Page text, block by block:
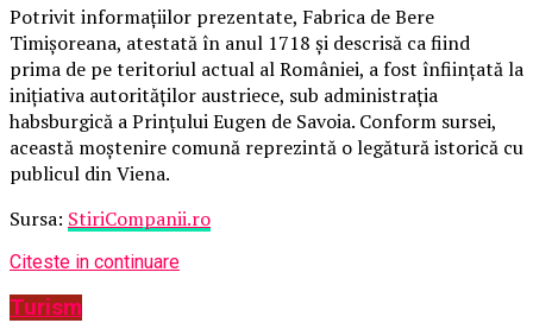
Potrivit informațiilor prezentate, Fabrica de Bere
Timișoreana, atestată în anul 1718 și descrisă ca fiind
prima de pe teritoriul actual al României, a fost înființată la
inițiativa autorităților austriece, sub administrația
habsburgică a Prințului Eugen de Savoia. Conform sursei,
această moștenire comună reprezintă o legătură istorică cu
publicul din Viena.
Sursa: StiriCompanii.ro
Citeste in continuare
Turism